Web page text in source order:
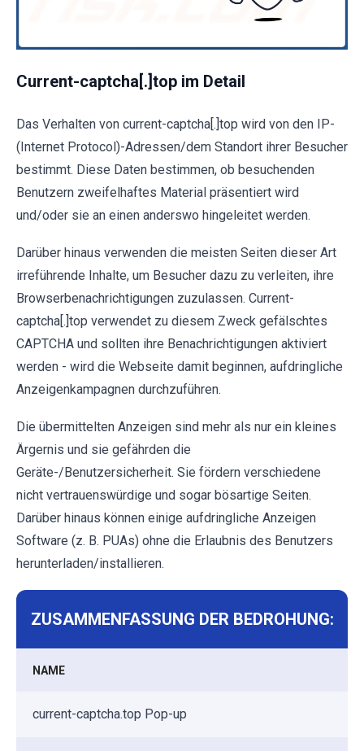
Current-captcha[.]top im Detail
Das Verhalten von current-captcha[.]top wird von den IP-
(Internet Protocol)-Adressen/dem Standort ihrer Besucher
bestimmt. Diese Daten bestimmen, ob besuchenden
Benutzern zweifelhaftes Material präsentiert wird
und/oder sie an einen anderswo hingeleitet werden.
Darüber hinaus verwenden die meisten Seiten dieser Art
irreführende Inhalte, um Besucher dazu zu verleiten, ihre
Browserbenachrichtigungen zuzulassen. Current-
captcha[.]top verwendet zu diesem Zweck gefälschtes
CAPTCHA und sollten ihre Benachrichtigungen aktiviert
werden - wird die Webseite damit beginnen, aufdringliche
Anzeigenkampagnen durchzuführen.
Die übermittelten Anzeigen sind mehr als nur ein kleines
Ärgernis und sie gefährden die
Geräte-/Benutzersicherheit. Sie fördern verschiedene
nicht vertrauenswürdige und sogar bösartige Seiten.
Darüber hinaus können einige aufdringliche Anzeigen
Software (z. B. PUAs) ohne die Erlaubnis des Benutzers
herunterladen/installieren.
ZUSAMMENFASSUNG DER BEDROHUNG:
NAME
current-captcha.top Pop-up